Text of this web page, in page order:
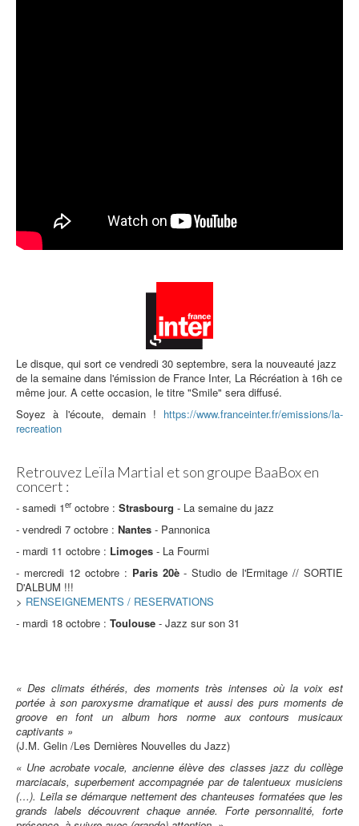
Le disque, qui sort ce vendredi 30 septembre, sera la nouveauté jazz
de la semaine dans l'émission de France Inter, La Récréation à 16h ce
même jour. A cette occasion, le titre "Smile" sera diffusé.
Soyez à l'écoute, demain ! https://www.franceinter.fr/emissions/la-
recreation
Retrouvez Leïla Martial et son groupe BaaBox en
concert :
- samedi 1er octobre : Strasbourg - La semaine du jazz
- vendredi 7 octobre : Nantes - Pannonica
- mardi 11 octobre : Limoges - La Fourmi
- mercredi 12 octobre : Paris 20è- Studio de l'Ermitage // SORTIE
D'ALBUM !!!
> RENSEIGNEMENTS / RESERVATIONS
- mardi 18 octobre : Toulouse - Jazz sur son 31
« Des climats éthérés, des moments très intenses où la voix est
portée à son paroxysme dramatique et aussi des purs moments de
groove en font un album hors norme aux contours musicaux
captivants »
(J.M. Gelin /Les Dernières Nouvelles du Jazz)
« Une acrobate vocale, ancienne élève des classes jazz du collège
marciacais, superbement accompagnée par de talentueux musiciens
(…). Leïla se démarque nettement des chanteuses formatées que les
grands labels découvrent chaque année. Forte personnalité, forte